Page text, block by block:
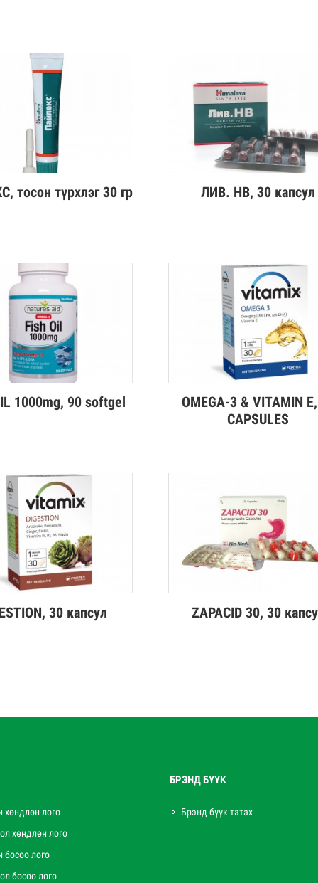
тосон түрхлэг 30 гр Дэлгэрэнгүй
ЛИВ. HB, 30 капсул
1000mg, 90 softgel Дэлгэрэнгүй
OMEGA-3 & VITAMIN
CAPSULES
30 капсул Дэлгэрэнгүй
ZAPACID 30, 30
хөндлөн лого
хөндлөн лого
босоо лого
босоо лого
БРЭНД БҮҮК
Брэнд бүүк татах